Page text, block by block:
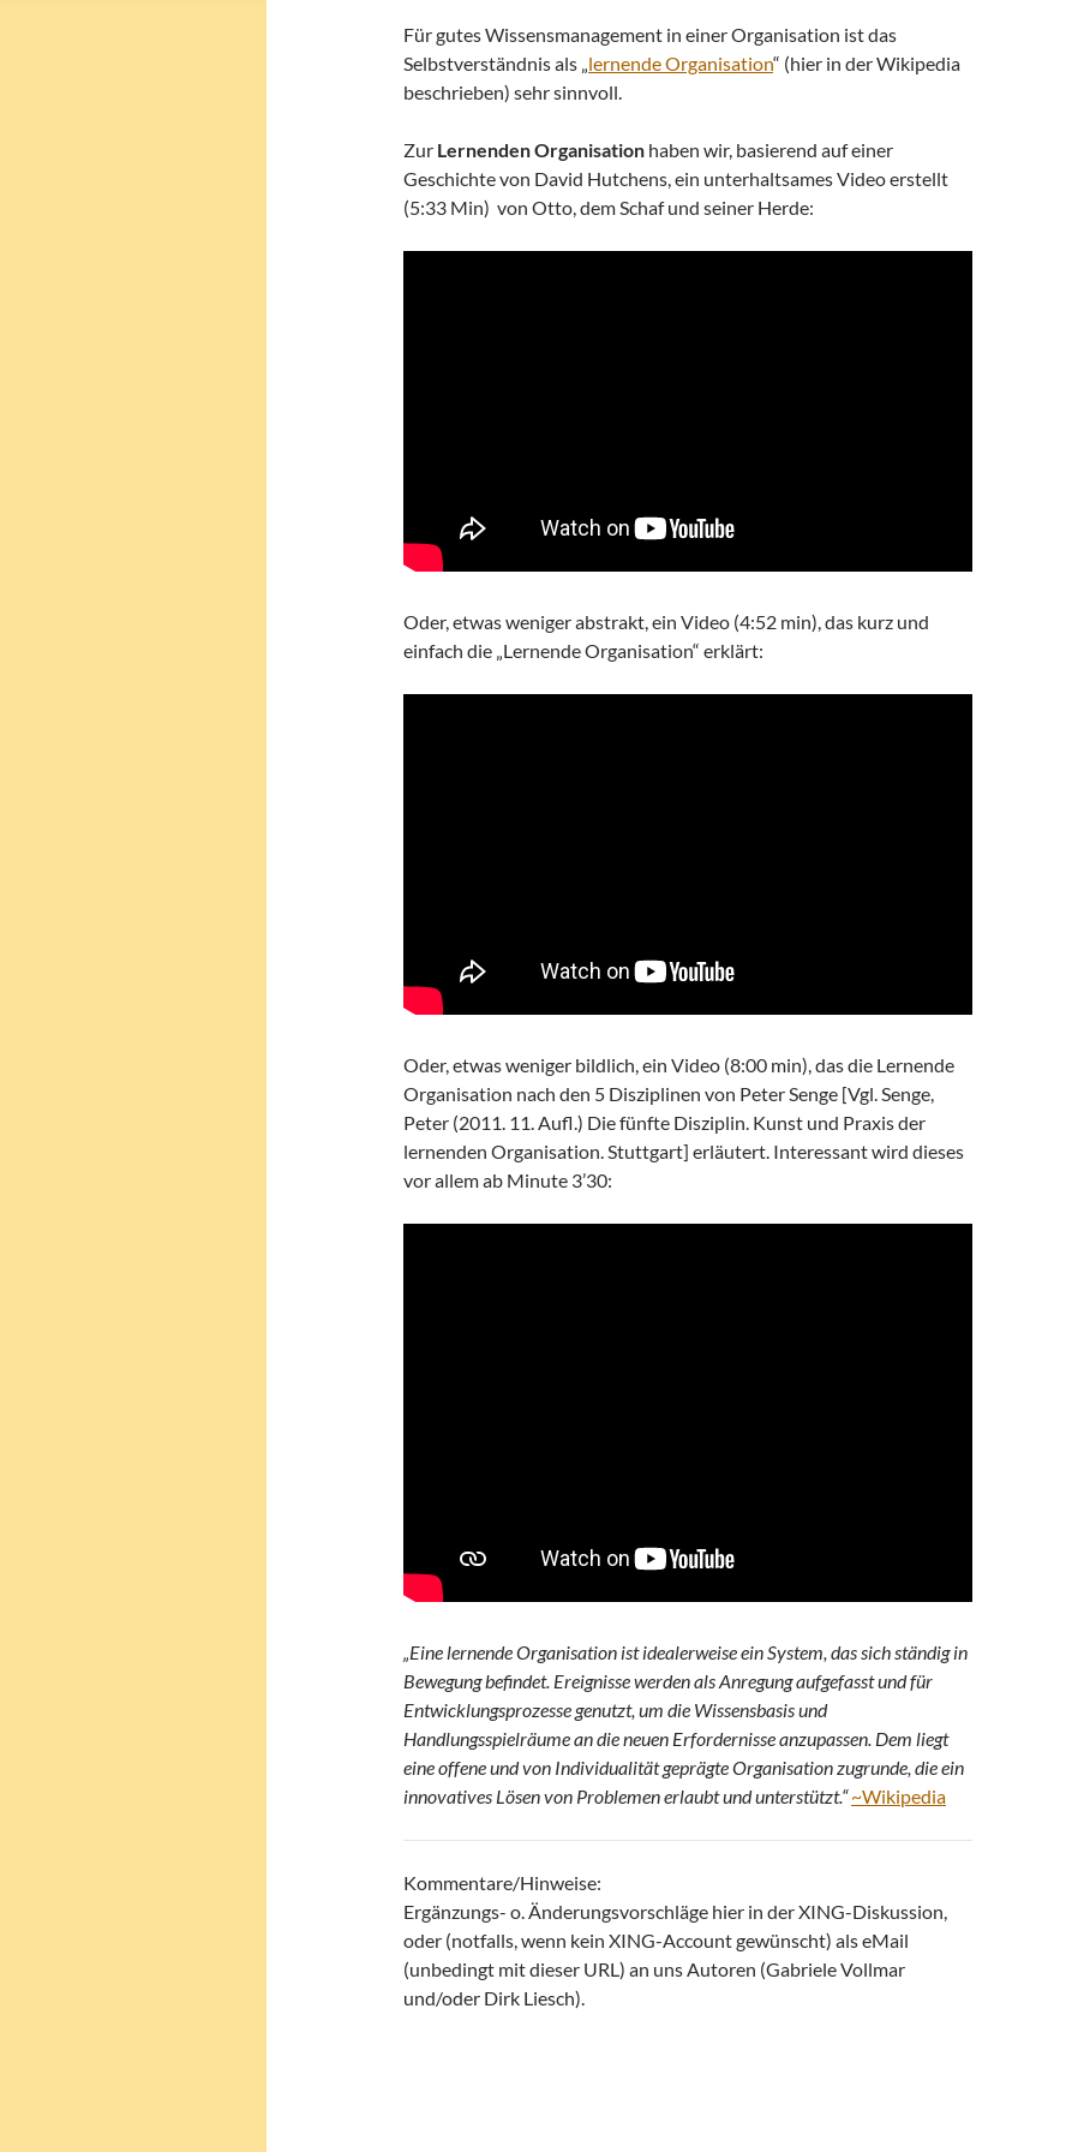
Für gutes Wissensmanagement in einer Organisation ist das
Selbstverständnis als „lernende Organisation“ (hier in der Wikipedia
beschrieben) sehr sinnvoll.
Zur Lernenden Organisation haben wir, basierend auf einer
Geschichte von David Hutchens, ein unterhaltsames Video erstellt
(5:33 Min) von Otto, dem Schaf und seiner Herde:
Oder, etwas weniger abstrakt, ein Video (4:52 min), das kurz und
einfach die „Lernende Organisation“ erklärt:
Oder, etwas weniger bildlich, ein Video (8:00 min), das die Lernende
Organisation nach den 5 Disziplinen von Peter Senge [Vgl. Senge,
Peter (2011. 11. Aufl.) Die fünfte Disziplin. Kunst und Praxis der
lernenden Organisation. Stuttgart] erläutert. Interessant wird dieses
vor allem ab Minute 3’30:
„Eine lernende Organisation ist idealerweise ein System, das sich ständig in
Bewegung befindet. Ereignisse werden als Anregung aufgefasst und für
Entwicklungsprozesse genutzt, um die Wissensbasis und
Handlungsspielräume an die neuen Erfordernisse anzupassen. Dem liegt
eine offene und von Individualität geprägte Organisation zugrunde, die ein
innovatives Lösen von Problemen erlaubt und unterstützt.“ ~Wikipedia
Kommentare/Hinweise:
Ergänzungs- o. Änderungsvorschläge hier in der XING-Diskussion,
oder (notfalls, wenn kein XING-Account gewünscht) als eMail
(unbedingt mit dieser URL) an uns Autoren (Gabriele Vollmar
und/oder Dirk Liesch).